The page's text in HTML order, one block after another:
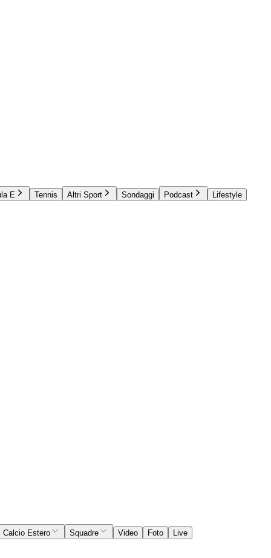
E Tennis Altri Sport Sondaggi Podcast
Lifestyle
Calcio Estero Squadre Video Foto
Live